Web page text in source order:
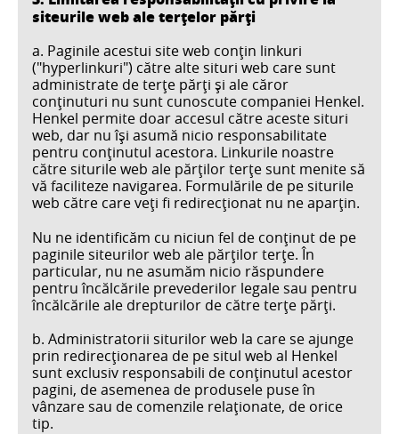
siteurile web ale terțelor părți
a. Paginile acestui site web conţin linkuri
("hyperlinkuri") către alte situri web care sunt
administrate de terţe părți şi ale căror
conţinuturi nu sunt cunoscute companiei Henkel.
Henkel permite doar accesul către aceste situri
web, dar nu îşi asumă nicio responsabilitate
pentru conţinutul acestora. Linkurile noastre
către siturile web ale părţilor terţe sunt menite să
vă faciliteze navigarea. Formulările de pe siturile
web către care veți fi redirecţionat nu ne aparţin.
Nu ne identificăm cu niciun fel de conţinut de pe
paginile siteurilor web ale părţilor terţe. În
particular, nu ne asumăm nicio răspundere
pentru încălcările prevederilor legale sau pentru
încălcările ale drepturilor de către terțe părţi.
b. Administratorii siturilor web la care se ajunge
prin redirecţionarea de pe situl web al Henkel
sunt exclusiv responsabili de conţinutul acestor
pagini, de asemenea de produsele puse în
vânzare sau de comenzile relaţionate, de orice
tip.